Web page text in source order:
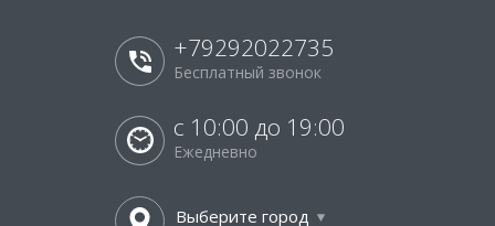
+79292022735
Бесплатный звонок
с 10:00 до 19:00
Ежедневно
Выберите город